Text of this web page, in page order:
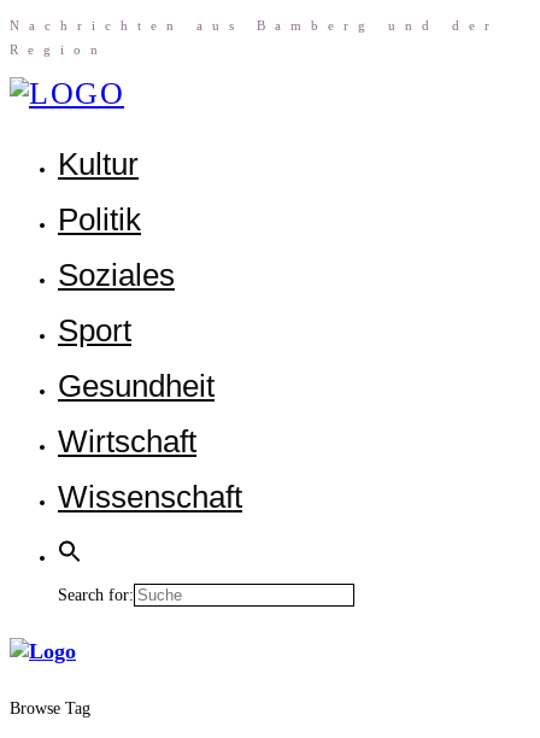
Nach­rich­ten aus Bam­berg und der
Region
Kul­tur
Poli­tik
Sozia­les
Sport
Gesund­heit
Wirt­schaft
Wis­sen­schaft
Search for:
Browse Tag